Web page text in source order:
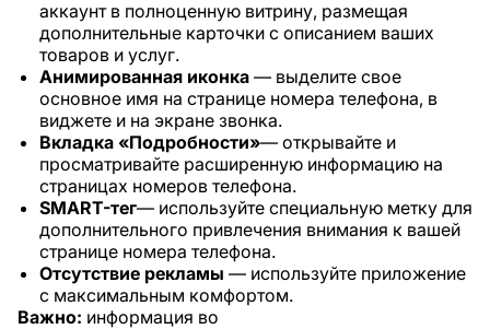
аккаунт в полноценную витрину, размещая
дополнительные карточки с описанием ваших
товаров и услуг.
Анимированная иконка — выделите свое
основное имя на странице номера телефона, в
виджете и на экране звонка.
Вкладка «Подробности»— открывайте и
просматривайте расширенную информацию на
страницах номеров телефона.
SMART-тег— используйте специальную метку для
дополнительного привлечения внимания к вашей
странице номера телефона.
Отсутствие рекламы — используйте приложение
с максимальным комфортом.
Важно: информация во